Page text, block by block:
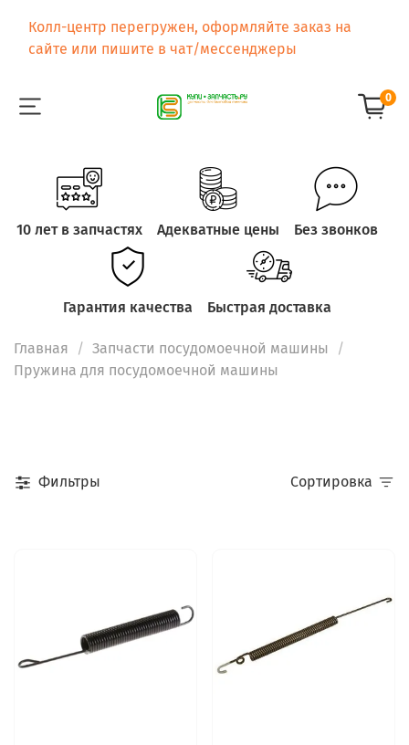
Колл-центр перегружен, оформляйте заказ на
сайте или пишите в чат/мессенджеры
0
10 лет в запчастях Адекватные цены Без звонков
Гарантия качества Быстрая доставка
Главная
Запчасти посудомоечной машины
Пружина для посудомоечной машины
Фильтры Сортировка